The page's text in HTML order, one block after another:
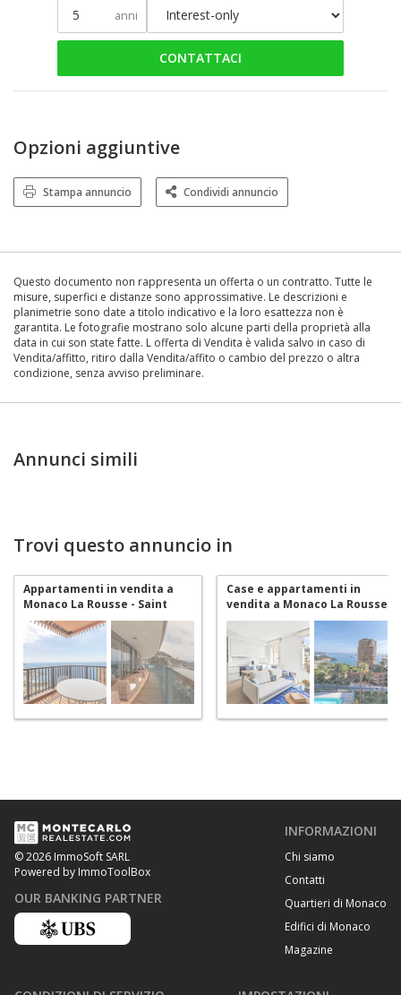
anni
CONTATTACI
Opzioni aggiuntive
Stampa annuncio Condividi annuncio
Questo documento non rappresenta un offerta o un contratto. Tutte le
misure, superfici e distanze sono approssimative. Le descrizioni e
planimetrie sono date a titolo indicativo e la loro esattezza non è
garantita. Le fotografie mostrano solo alcune parti della proprietà alla
data in cui son state fatte. L offerta di Vendita è valida salvo in caso di
Vendita/affitto, ritiro dalla Vendita/affito o cambio del prezzo o altra
condizione, senza avviso preliminare.
Annunci simili
Trovi questo annuncio in
Appartamenti in vendita a
Monaco La Rousse - Saint
Roman
Case e appartamenti in
vendita a Monaco La Rousse -
Saint Roman
© 2026 ImmoSoft SARL
Powered by ImmoToolBox
OUR BANKING PARTNER
INFORMAZIONI
Chi siamo
Contatti
Quartieri di Monaco
Edifici di Monaco
Magazine